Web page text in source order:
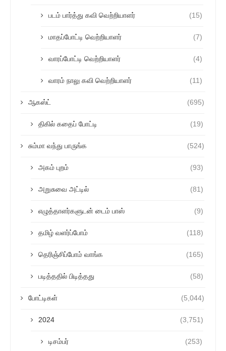
படம் பார்த்து கவி வெற்றியாளர் (15)
மாதப்போட்டி வெற்றியாளர் (7)
வாரப்போட்டி வெற்றியாளர் (4)
வாரம் நாலு கவி வெற்றியாளர் (11)
ஆகஸ்ட் (695)
திகில் கதைப் போட்டி (19)
சும்மா வந்து பாருங்க (524)
அகம் புறம் (93)
அறுசுவை அட்டில் (81)
எழுத்தாளர்களுடன் டைம் பாஸ் (9)
தமிழ் வளர்ப்போம் (118)
தெரிஞ்சிப்போம் வாங்க (165)
படித்ததில் பிடித்தது (58)
போட்டிகள் (5,044)
2024 (3,751)
டிசம்பர் (253)